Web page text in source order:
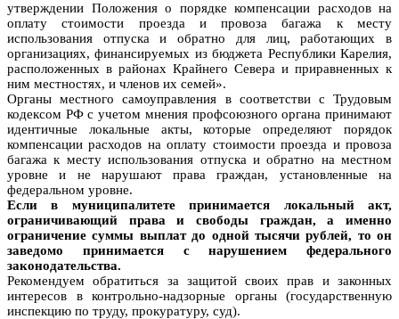
утверждении Положения о порядке компенсации расходов на
оплату стоимости проезда и провоза багажа к месту
использования отпуска и обратно для лиц, работающих в
организациях, финансируемых из бюджета Республики Карелия,
расположенных в районах Крайнего Севера и приравненных к
ним местностях, и членов их семей».
Органы местного самоуправления в соответстви с Трудовым
кодексом РФ с учетом мнения профсоюзного органа принимают
идентичные локальные акты, которые определяют порядок
компенсации расходов на оплату стоимости проезда и провоза
багажа к месту использования отпуска и обратно на местном
уровне и не нарушают права граждан, установленные на
федеральном уровне.
Если в муниципалитете принимается локальный акт,
ограничивающий права и свободы граждан, а именно
ограничение суммы выплат до одной тысячи рублей, то он
заведомо принимается с нарушением федерального
законодательства.
Рекомендуем обратиться за защитой своих прав и законных
интересов в контрольно-надзорные органы (государственную
инспекцию по труду, прокуратуру, суд).